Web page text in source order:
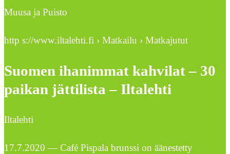
Muusa ja Puisto
http s://www.iltalehti.fi › Matkailu › Matkajutut
Suomen ihanimmat kahvilat – 30
paikan jättilista – Iltalehti
Iltalehti
17.7.2020 — Café Pispala brunssi on äänestetty